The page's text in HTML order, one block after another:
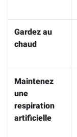
Gardez au
chaud
Maintenez
une
respiration
artificielle